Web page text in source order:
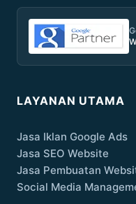
LAYANAN UTAMA
Jasa Iklan Google Ads
Jasa SEO Website
Jasa Pembuatan
Social Media